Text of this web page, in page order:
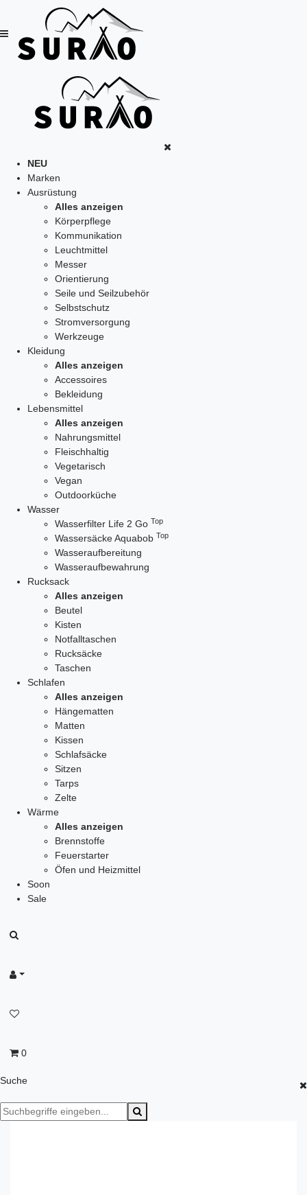
NEU
Marken
Ausrüstung
Alles anzeigen
Körperpflege
Kommunikation
Leuchtmittel
Messer
Orientierung
Seile und Seilzubehör
Selbstschutz
Stromversorgung
Werkzeuge
Kleidung
Alles anzeigen
Accessoires
Bekleidung
Lebensmittel
Alles anzeigen
Nahrungsmittel
Fleischhaltig
Vegetarisch
Vegan
Outdoorküche
Wasser
Wasserfilter Life 2 Go Top
Wassersäcke Aquabob Top
Wasseraufbereitung
Wasseraufbewahrung
Rucksack
Alles anzeigen
Beutel
Kisten
Notfalltaschen
Rucksäcke
Taschen
Schlafen
Alles anzeigen
Hängematten
Matten
Kissen
Schlafsäcke
Sitzen
Tarps
Zelte
Wärme
Alles anzeigen
Brennstoffe
Feuerstarter
Öfen und Heizmittel
Soon
Sale
0
Suche